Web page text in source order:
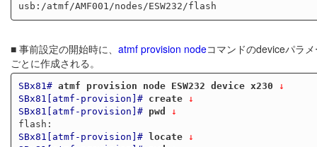
■ 事前設定の開始時に、 atmf provision nodeコマンドのdeviceパラ
ごとに作成される。
SBx81# atmf provision node ESW232 device x230 ↓
SBx81[atmf-provision]#
create ↓
SBx81[atmf-provision]#
pwd
↓
SBx81[atmf-provision]#
locate ↓